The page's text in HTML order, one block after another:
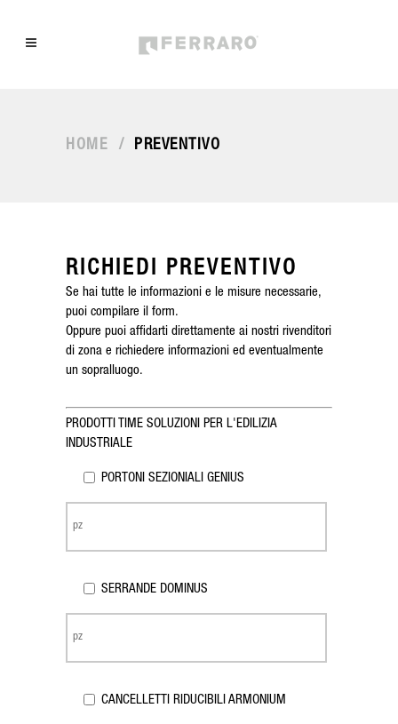
HOME / PREVENTIVO
RICHIEDI PREVENTIVO
Se hai tutte le informazioni e le misure necessarie,
puoi compilare il form.
Oppure puoi affidarti direttamente ai nostri rivenditori
di zona e richiedere informazioni ed eventualmente
un sopralluogo.
PRODOTTI TIME SOLUZIONI PER L'EDILIZIA
INDUSTRIALE
PORTONI SEZIONIALI GENIUS
SERRANDE DOMINUS
CANCELLETTI RIDUCIBILI ARMONIUM